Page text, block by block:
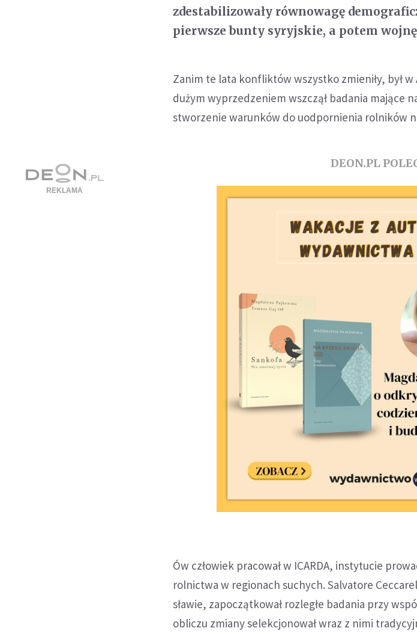
zdestabilizowały równowagę
pierwsze bunty syryjskie, a potem
Zanim te lata konfliktów wszystko zmieniły, był
dużym wyprzedzeniem wszczął badania mające
stworzenie warunków do uodpornienia rolników
DEON.PL
Ów człowiek pracował w ICARDA, instytucie
rolnictwa w regionach suchych. Salvatore
sławie, zapoczątkował rozległe badania przy
obliczu zmiany selekcjonował wraz z nimi